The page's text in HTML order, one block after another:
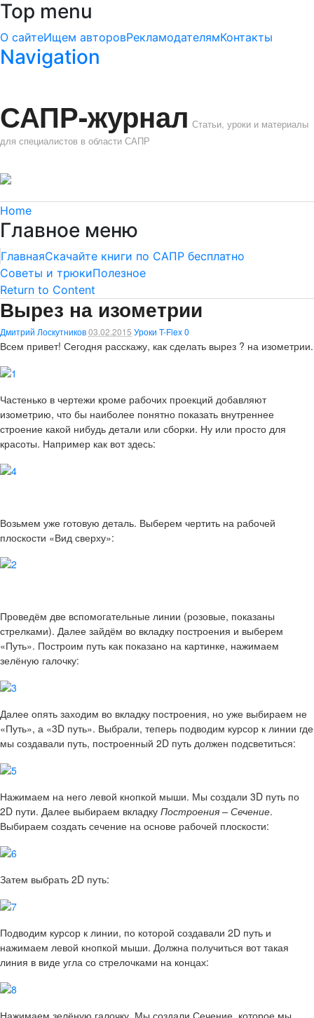
Top menu
О сайтеИщем авторовРекламодателямКонтакты
Navigation
САПР-журнал Статьи, уроки и материалы
для специалистов в области САПР
Home
Главное меню
ГлавнаяСкачайте книги по САПР бесплатно
Советы и трюкиПолезное
Return to Content
Вырез на изометрии
Дмитрий Лоскутников03.02.2015 Уроки T-Flex0
Всем привет! Сегодня расскажу, как сделать вырез ? на изометрии.
Частенько в чертежи кроме рабочих проекций добавляют
изометрию, что бы наиболее понятно показать внутреннее
строение какой нибудь детали или сборки. Ну или просто для
красоты. Например как вот здесь:
Возьмем уже готовую деталь. Выберем чертить на рабочей
плоскости «Вид сверху»:
Проведём две вспомогательные линии (розовые, показаны
стрелками). Далее зайдём во вкладку построения и выберем
«Путь». Построим путь как показано на картинке, нажимаем
зелёную галочку:
Далее опять заходим во вкладку построения, но уже выбираем не
«Путь», а «3D путь». Выбрали, теперь подводим курсор к линии где
мы создавали путь, построенный 2D путь должен подсветиться:
Нажимаем на него левой кнопкой мыши. Мы создали 3D путь по
2D пути. Далее выбираем вкладку Построения – Сечение.
Выбираем создать сечение на основе рабочей плоскости:
Затем выбрать 2D путь:
Подводим курсор к линии, по которой создавали 2D путь и
нажимаем левой кнопкой мыши. Должна получиться вот такая
линия в виде угла со стрелочками на концах:
Нажимаем зелёную галочку. Мы создали Сечение, которое мы